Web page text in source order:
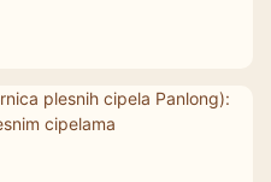
tinejdžere i profesionalne